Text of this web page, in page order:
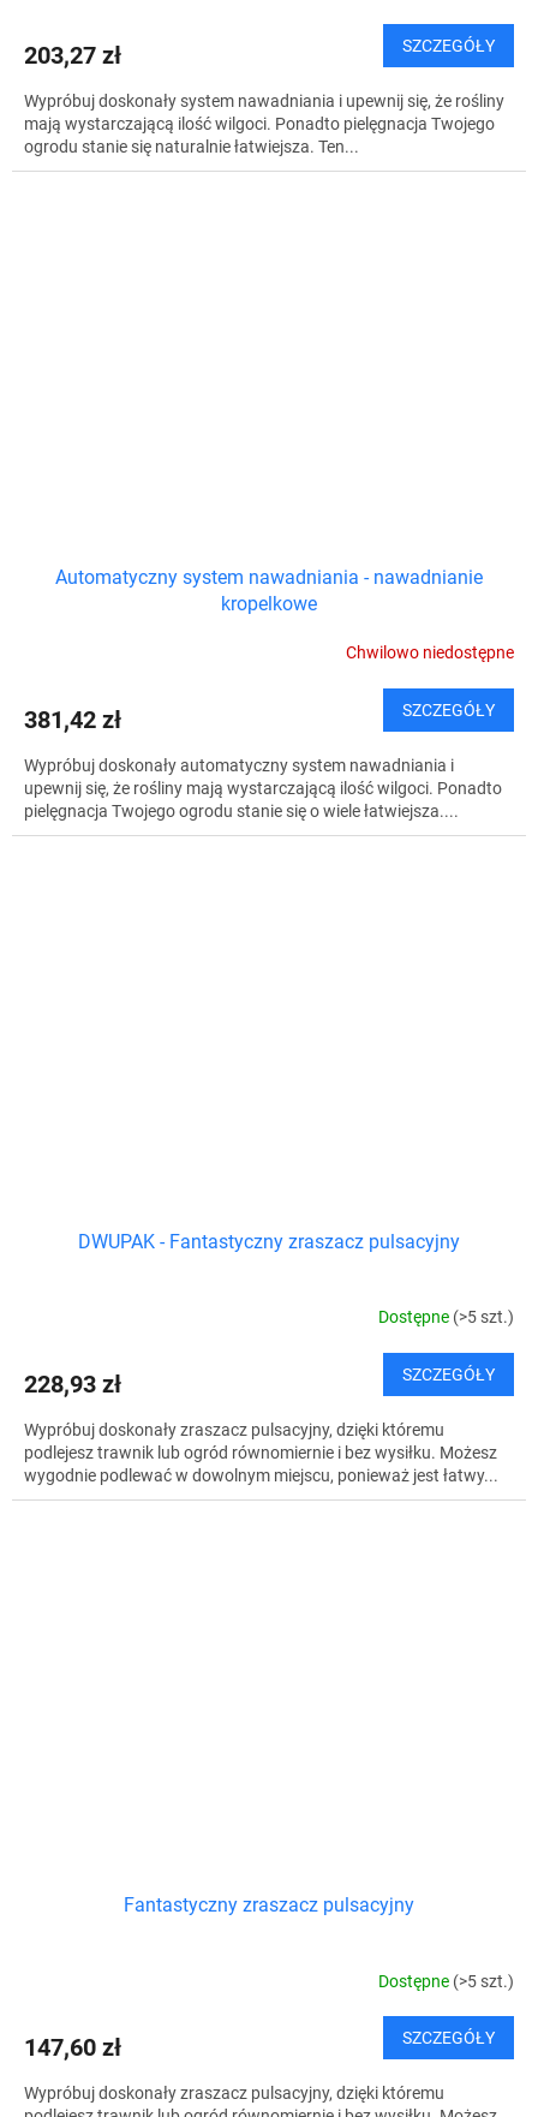
203,27 zł SZCZEGÓŁY
Wypróbuj doskonały system nawadniania i upewnij się, że rośliny
mają wystarczającą ilość wilgoci. Ponadto pielęgnacja Twojego
ogrodu stanie się naturalnie łatwiejsza. Ten...
Automatyczny system nawadniania - nawadnianie
kropelkowe
Chwilowo niedostępne
381,42 zł SZCZEGÓŁY
Wypróbuj doskonały automatyczny system nawadniania i
upewnij się, że rośliny mają wystarczającą ilość wilgoci. Ponadto
pielęgnacja Twojego ogrodu stanie się o wiele łatwiejsza....
DWUPAK - Fantastyczny zraszacz pulsacyjny
Dostępne (>5 szt.)
228,93 zł SZCZEGÓŁY
Wypróbuj doskonały zraszacz pulsacyjny, dzięki któremu
podlejesz trawnik lub ogród równomiernie i bez wysiłku. Możesz
wygodnie podlewać w dowolnym miejscu, ponieważ jest łatwy...
Fantastyczny zraszacz pulsacyjny
Dostępne (>5 szt.)
147,60 zł SZCZEGÓŁY
Wypróbuj doskonały zraszacz pulsacyjny, dzięki któremu